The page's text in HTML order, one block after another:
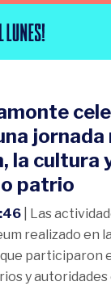
la cultura
patrio
| Las
realizado en
participaron
y